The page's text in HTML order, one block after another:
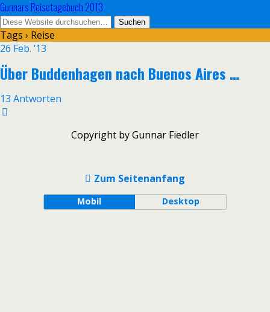
Gunnars Reisetagebuch 2013
Tags › Reise
26 Feb. ’13
Über Buddenhagen nach Buenos Aires …
13 Antworten
Copyright by Gunnar Fiedler
Zum Seitenanfang
Mobil Desktop